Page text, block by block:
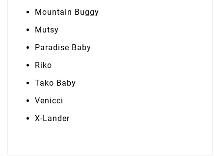
Mountain Buggy
Mutsy
Paradise Baby
Riko
Tako Baby
Venicci
X-Lander